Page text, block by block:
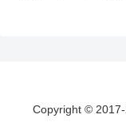
Copyright ©